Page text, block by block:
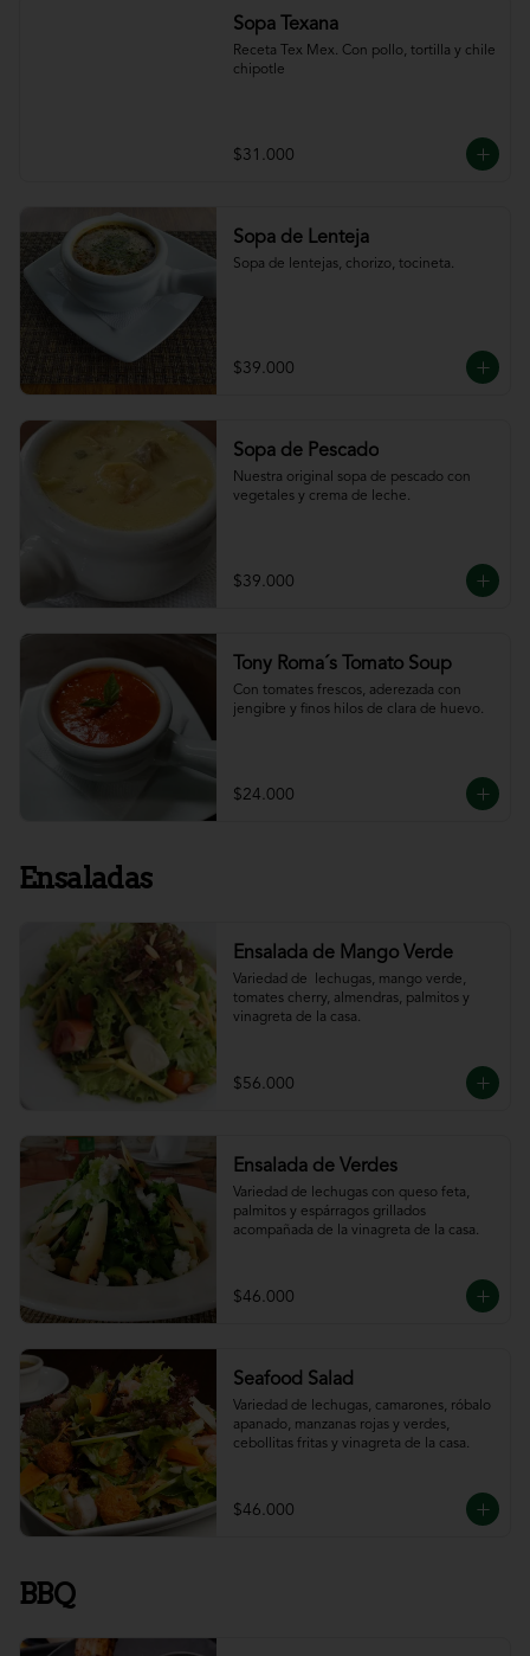
Sopa Texana
Receta Tex Mex. Con pollo, tortilla y chile
chipotle
$31.000
Sopa de Lenteja
Sopa de lentejas, chorizo, tocineta.
$39.000
Sopa de Pescado
Nuestra original sopa de pescado con
vegetales y crema de leche.
$39.000
Tony Roma´s Tomato Soup
Con tomates frescos, aderezada con
jengibre y finos hilos de clara de huevo.
$24.000
Ensaladas
Ensalada de Mango Verde
Variedad de  lechugas, mango verde,
tomates cherry, almendras, palmitos y
vinagreta de la casa.
$56.000
Ensalada de Verdes
Variedad de lechugas con queso feta,
palmitos y espárragos grillados
acompañada de la vinagreta de la casa.
$46.000
Seafood Salad
Variedad de lechugas, camarones, róbalo
apanado, manzanas rojas y verdes,
cebollitas fritas y vinagreta de la casa.
$46.000
BBQ